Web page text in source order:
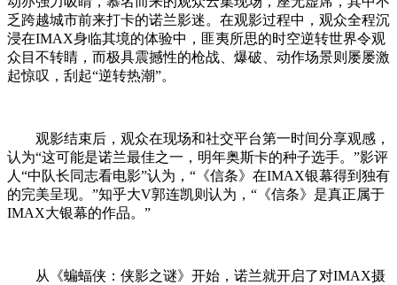
乏跨越城市前来打卡的诺兰影迷。在观影过程中，观众全程沉
浸在IMAX身临其境的体验中，匪夷所思的时空逆转世界令观
众目不转睛，而极具震撼性的枪战、爆破、动作场景则屡屡激
起惊叹，刮起“逆转热潮”。
观影结束后，观众在现场和社交平台第一时间分享观感，
认为“这可能是诺兰最佳之一，明年奥斯卡的种子选手。”影评
人“中队长同志看电影”认为，“《信条》在IMAX银幕得到独有
的完美呈现。”知乎大V郭连凯则认为，“《信条》是真正属于
IMAX大银幕的作品。”
从《蝙蝠侠：侠影之谜》开始，诺兰就开启了对IMAX摄